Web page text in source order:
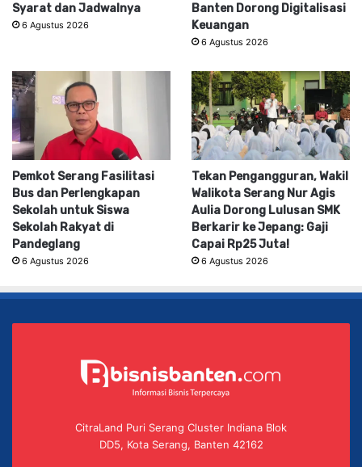
Syarat dan Jadwalnya
6 Agustus 2026
Banten Dorong Digitalisasi
Keuangan
6 Agustus 2026
Pemkot Serang Fasilitasi
Bus dan Perlengkapan
Sekolah untuk Siswa
Sekolah Rakyat di
Pandeglang
6 Agustus 2026
Tekan Pengangguran, Wakil
Walikota Serang Nur Agis
Aulia Dorong Lulusan SMK
Berkarir ke Jepang: Gaji
Capai Rp25 Juta!
6 Agustus 2026
CitraLand Puri Serang Cluster Indiana Blok
DD5, Kota Serang, Banten 42162